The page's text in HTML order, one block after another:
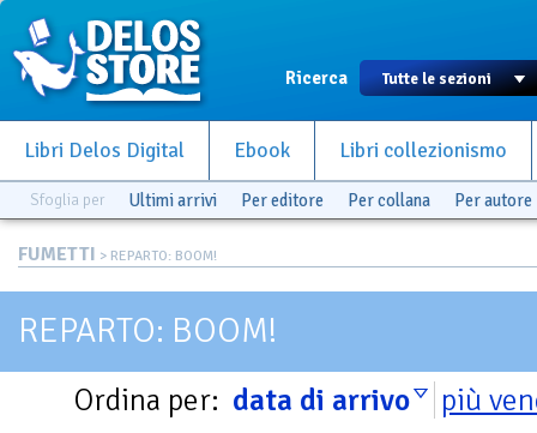
Ricerca
Libri Delos Digital Ebook Libri collezionismo
Sfoglia per Ultimi arrivi Per editore Per collana Per autore
FUMETTI > REPARTO: BOOM!
REPARTO: BOOM!
Ordina per: data di arrivo più